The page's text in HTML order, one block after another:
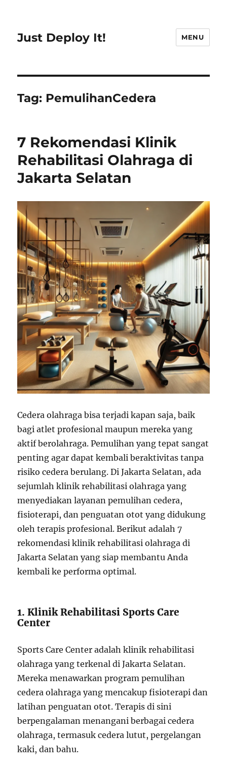
Just Deploy It! MENU
Tag: PemulihanCedera
7 Rekomendasi Klinik
Rehabilitasi Olahraga di
Jakarta Selatan
Cedera olahraga bisa terjadi kapan saja, baik
bagi atlet profesional maupun mereka yang
aktif berolahraga. Pemulihan yang tepat sangat
penting agar dapat kembali beraktivitas tanpa
risiko cedera berulang. Di Jakarta Selatan, ada
sejumlah klinik rehabilitasi olahraga yang
menyediakan layanan pemulihan cedera,
fisioterapi, dan penguatan otot yang didukung
oleh terapis profesional. Berikut adalah 7
rekomendasi klinik rehabilitasi olahraga di
Jakarta Selatan yang siap membantu Anda
kembali ke performa optimal.
1. Klinik Rehabilitasi Sports Care
Center
Sports Care Center adalah klinik rehabilitasi
olahraga yang terkenal di Jakarta Selatan.
Mereka menawarkan program pemulihan
cedera olahraga yang mencakup fisioterapi dan
latihan penguatan otot. Terapis di sini
berpengalaman menangani berbagai cedera
olahraga, termasuk cedera lutut, pergelangan
kaki, dan bahu.